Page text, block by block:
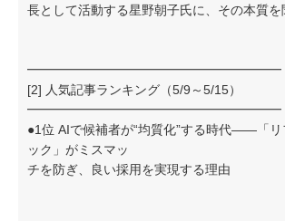
長として活動する星野朝子氏に、その本質を
━━━━━━━━━━━━━━━━━━━━
[2] 人気記事ランキング（5/9～5/15）
━━━━━━━━━━━━━━━━━━━━
●1位 AIで候補者が“均質化”する時代——「リ
ック」がミスマッ
チを防ぎ、良い採用を実現する理由